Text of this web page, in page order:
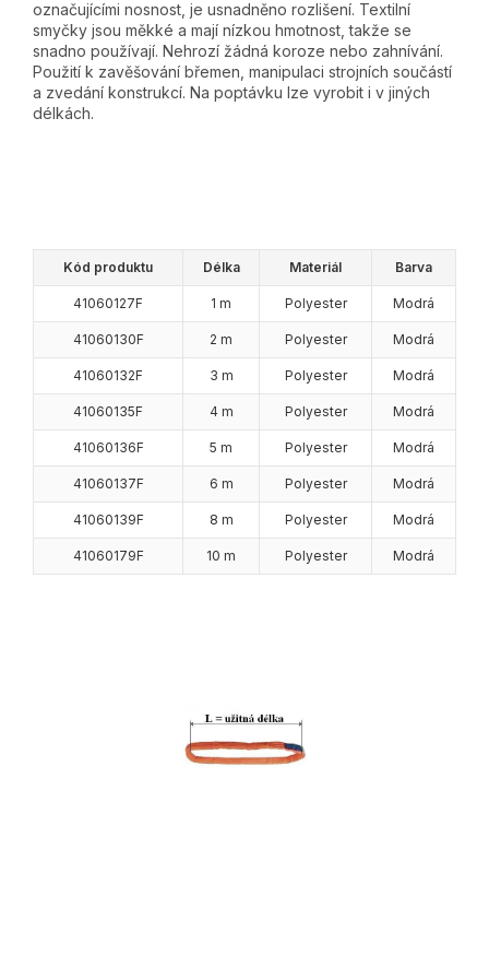
označujícími nosnost, je usnadněno rozlišení. Textilní
smyčky jsou měkké a mají nízkou hmotnost, takže se
snadno používají. Nehrozí žádná koroze nebo zahnívání.
Použití k zavěšování břemen, manipulaci strojních součástí
a zvedání konstrukcí. Na poptávku lze vyrobit i v jiných
délkách.
Kód produktu Délka Materiál Barva
41060127F 1 m Polyester Modrá
41060130F 2 m Polyester Modrá
41060132F 3 m Polyester Modrá
41060135F 4 m Polyester Modrá
41060136F 5 m Polyester Modrá
41060137F 6 m Polyester Modrá
41060139F 8 m Polyester Modrá
41060179F 10 m Polyester Modrá